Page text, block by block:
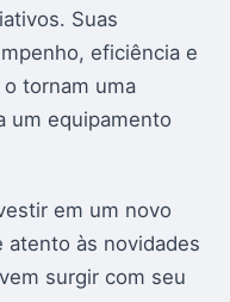
Suas
eficiência e
tornam uma
um equipamento
em um novo
às novidades
surgir com seu